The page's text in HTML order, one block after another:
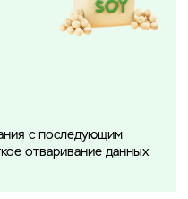
с последующим
отваривание данных